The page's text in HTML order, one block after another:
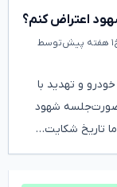
اعتراض کنم؟
۱ هفته پیش
توسط
و تهدید با
شهود
تاریخ شکایت…